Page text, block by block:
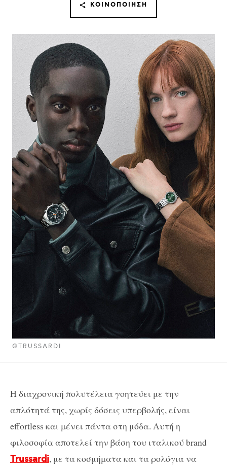
©TRUSSARDI
ΚΟΙΝΟΠΟΊΗΣΗ
Η διαχρονική πολυτέλεια γοητεύει με την
απλότητά της, χωρίς δόσεις υπερβολής, είναι
effortless και μένει πάντα στη μόδα. Αυτή η
φιλοσοφία αποτελεί την βάση του ιταλικού brand
Trussardi, με τα κοσμήματα και τα ρολόγια να